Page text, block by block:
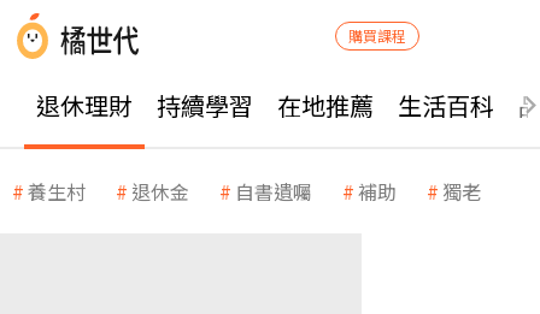
購買課程
退休理財 持續學習 在地推薦 生活百科
養生村 退休金 自書遺囑 補助 獨老